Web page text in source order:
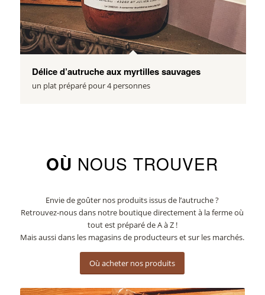
Délice d’autruche aux myrtilles sauvages
un plat préparé pour 4 personnes
OÙ NOUS TROUVER
Envie de goûter nos produits issus de l’autruche ?
Retrouvez-nous dans notre boutique directement à la ferme où
tout est préparé de A à Z !
Mais aussi dans les magasins de producteurs et sur les marchés.
Où acheter nos produits